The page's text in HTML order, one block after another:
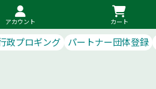
アカウント カート
政プロギング パートナー団体登録